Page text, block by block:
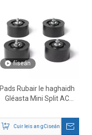
físeán
Pads Rubair le haghaidh
Gléasta Mini Split AC
Cuir leis an gCiseán